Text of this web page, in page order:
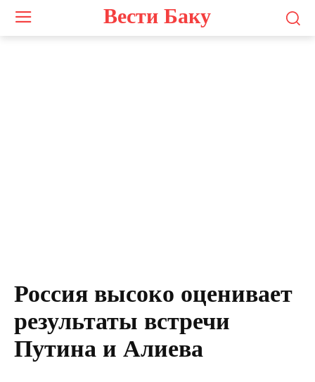
Вести Баку
Россия высоко оценивает
результаты встречи
Путина и Алиева